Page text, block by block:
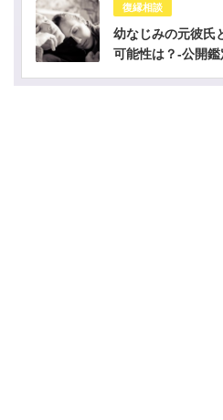
復縁相談
幼なじみの元彼氏
可能性は？-公開